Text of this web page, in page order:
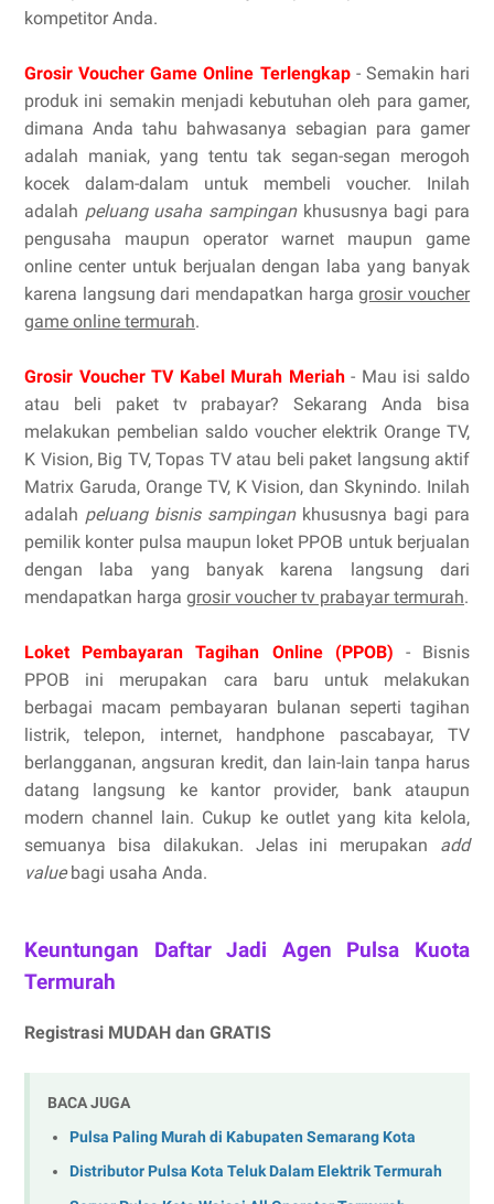
kompetitor Anda.
Grosir Voucher Game Online Terlengkap- Semakin hari
produk ini semakin menjadi kebutuhan oleh para gamer,
dimana Anda tahu bahwasanya sebagian para gamer
adalah maniak, yang tentu tak segan-segan merogoh
kocek dalam-dalam untuk membeli voucher. Inilah
adalah peluang usaha sampingankhususnya bagi para
pengusaha maupun operator warnet maupun game
online center untuk berjualan dengan laba yang banyak
karena langsung dari mendapatkan hargagrosir voucher
game online termurah.
Grosir Voucher TV Kabel Murah Meriah- Mau isi saldo
atau beli paket tv prabayar? Sekarang Anda bisa
melakukan pembelian saldo voucher elektrik Orange TV,
K Vision, Big TV, Topas TV atau beli paket langsung aktif
Matrix Garuda, Orange TV, K Vision, dan Skynindo. Inilah
adalah peluang bisnis sampingankhususnya bagi para
pemilik konter pulsa maupun loket PPOB untuk berjualan
dengan laba yang banyak karena langsung dari
mendapatkan harga grosir voucher tv prabayar termurah.
Loket Pembayaran Tagihan Online (PPOB) - Bisnis
PPOB ini merupakan cara baru untuk melakukan
berbagai macam pembayaran bulanan seperti tagihan
listrik, telepon, internet, handphone pascabayar, TV
berlangganan, angsuran kredit, dan lain-lain tanpa harus
datang langsung ke kantor provider, bank ataupun
modern channel lain. Cukup ke outlet yang kita kelola,
semuanya bisa dilakukan. Jelas ini merupakan add
valuebagi usaha Anda.
Keuntungan Daftar Jadi Agen Pulsa Kuota
Termurah
Registrasi MUDAH dan GRATIS
BACA JUGA
Pulsa Paling Murah di Kabupaten Semarang Kota
Distributor Pulsa Kota Teluk Dalam Elektrik Termurah